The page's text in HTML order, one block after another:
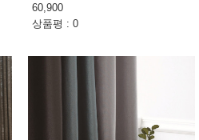
60,900
상품평 : 0